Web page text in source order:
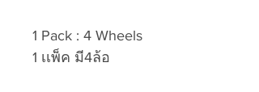
1 Pack : 4 Wheels
1 เเพ็ค มี4ล้อ